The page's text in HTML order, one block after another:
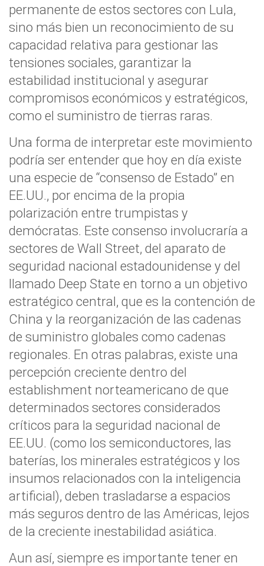
permanente de estos sectores con Lula,
sino más bien un reconocimiento de su
capacidad relativa para gestionar las
tensiones sociales, garantizar la
estabilidad institucional y asegurar
compromisos económicos y estratégicos,
como el suministro de tierras raras.
Una forma de interpretar este movimiento
podría ser entender que hoy en día existe
una especie de “consenso de Estado” en
EE.UU., por encima de la propia
polarización entre trumpistas y
demócratas. Este consenso involucraría a
sectores de Wall Street, del aparato de
seguridad nacional estadounidense y del
llamado Deep State en torno a un objetivo
estratégico central, que es la contención de
China y la reorganización de las cadenas
de suministro globales como cadenas
regionales. En otras palabras, existe una
percepción creciente dentro del
establishment norteamericano de que
determinados sectores considerados
críticos para la seguridad nacional de
EE.UU. (como los semiconductores, las
baterías, los minerales estratégicos y los
insumos relacionados con la inteligencia
artificial), deben trasladarse a espacios
más seguros dentro de las Américas, lejos
de la creciente inestabilidad asiática.
Aun así, siempre es importante tener en